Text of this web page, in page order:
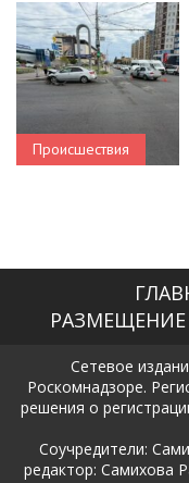
Происшествия
Сетевое
Роскомнадзоре.
решения о
Соучредители:
редактор: Самихова